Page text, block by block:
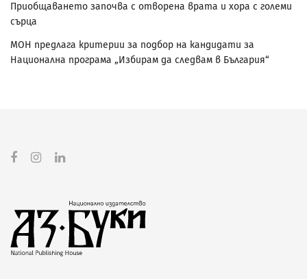
Приобщаването започва с отворена врата и хора с големи
сърца
МОН предлага критерии за подбор на кандидати за
Национална програма „Избирам да следвам в България“